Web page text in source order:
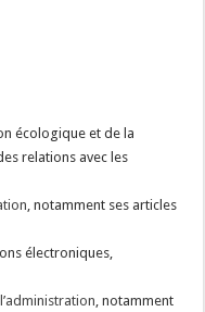
écologique et de la
relations avec les
, notamment ses articles
électroniques,
, notamment